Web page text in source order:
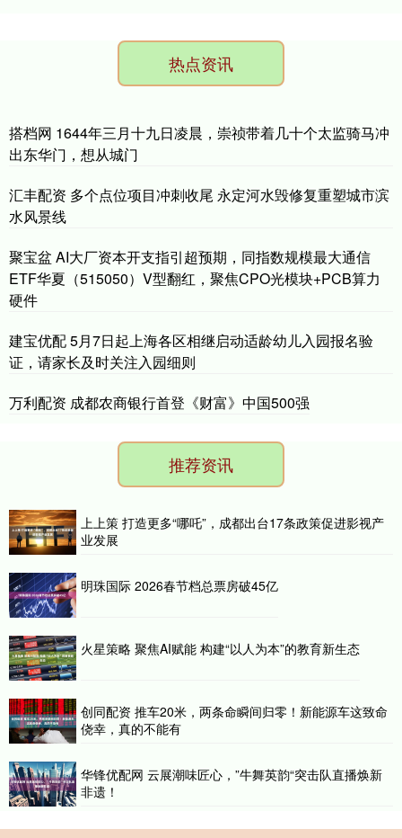
热点资讯
搭档网 1644年三月十九日凌晨，崇祯带着几十个太监骑马冲
出东华门，想从城门
汇丰配资 多个点位项目冲刺收尾 永定河水毁修复重塑城市滨
水风景线
聚宝盆 AI大厂资本开支指引超预期，同指数规模最大通信
ETF华夏（515050）V型翻红，聚焦CPO光模块+PCB算力
硬件
建宝优配 5月7日起上海各区相继启动适龄幼儿入园报名验
证，请家长及时关注入园细则
万利配资 成都农商银行首登《财富》中国500强
推荐资讯
上上策 打造更多“哪吒”，成都出台17条政策促进影视产
业发展
明珠国际 2026春节档总票房破45亿
火星策略 聚焦AI赋能 构建“以人为本”的教育新生态
创同配资 推车20米，两条命瞬间归零！新能源车这致命
侥幸，真的不能有
华锋优配网 云展潮味匠心，”牛舞英韵“突击队直播焕新
非遗！